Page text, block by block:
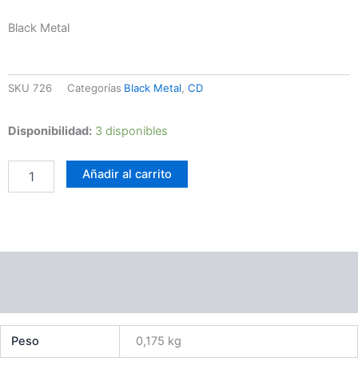
Black Metal
SKU 726 Categorías Black Metal, CD
Disponibilidad: 3 disponibles
Cirith
-
Firestorm
Apocalypse
Añadir al carrito
Peso 0,175 kg